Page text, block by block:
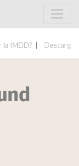
la IMDD? Descargar